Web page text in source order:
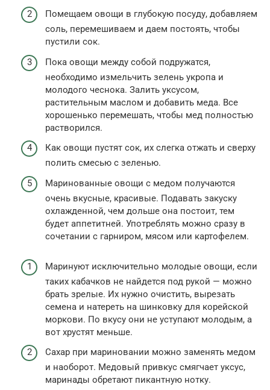
Помещаем овощи в глубокую посуду, добавляем
соль, перемешиваем и даем постоять, чтобы
пустили сок.
Пока овощи между собой подружатся,
необходимо измельчить зелень укропа и
молодого чеснока. Залить уксусом,
растительным маслом и добавить меда. Все
хорошенько перемешать, чтобы мед полностью
растворился.
Как овощи пустят сок, их слегка отжать и сверху
полить смесью с зеленью.
Маринованные овощи с медом получаются
очень вкусные, красивые. Подавать закуску
охлажденной, чем дольше она постоит, тем
будет аппетитней. Употреблять можно сразу в
сочетании с гарниром, мясом или картофелем.
Маринуют исключительно молодые овощи, если
таких кабачков не найдется под рукой — можно
брать зрелые. Их нужно очистить, вырезать
семена и натереть на шинковку для корейской
моркови. По вкусу они не уступают молодым, а
вот хрустят меньше.
Сахар при мариновании можно заменять медом
и наоборот. Медовый привкус смягчает уксус,
маринады обретают пикантную нотку.